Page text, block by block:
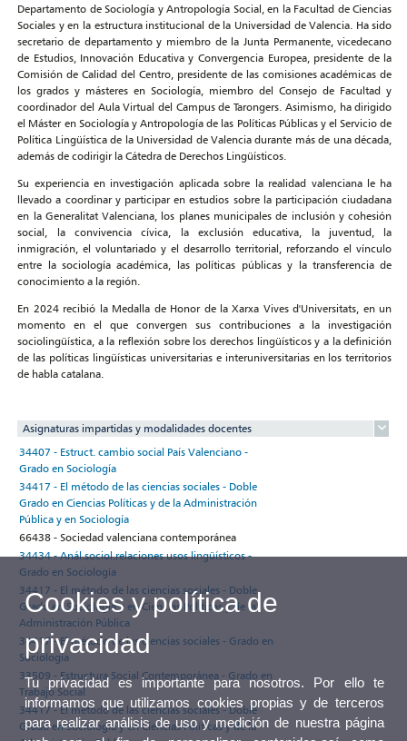
Departamento de Sociología y Antropología Social, en la Facultad de Ciencias
Sociales y en la estructura institucional de la Universidad de Valencia. Ha sido
secretario de departamento y miembro de la Junta Permanente, vicedecano
de Estudios, Innovación Educativa y Convergencia Europea, presidente de la
Comisión de Calidad del Centro, presidente de las comisiones académicas de
los grados y másteres en Sociología, miembro del Consejo de Facultad y
coordinador del Aula Virtual del Campus de Tarongers. Asimismo, ha dirigido
el Máster en Sociología y Antropología de las Políticas Públicas y el Servicio de
Política Lingüística de la Universidad de Valencia durante más de una década,
además de codirigir la Cátedra de Derechos Lingüísticos.
Su experiencia en investigación aplicada sobre la realidad valenciana le ha
llevado a coordinar y participar en estudios sobre la participación ciudadana
en la Generalitat Valenciana, los planes municipales de inclusión y cohesión
social, la convivencia cívica, la exclusión educativa, la juventud, la
inmigración, el voluntariado y el desarrollo territorial, reforzando el vínculo
entre la sociología académica, las políticas públicas y la transferencia de
conocimiento a la región.
En 2024 recibió la Medalla de Honor de la Xarxa Vives d'Universitats, en un
momento en el que convergen sus contribuciones a la investigación
sociolingüística, a la reflexión sobre los derechos lingüísticos y a la definición
de las políticas lingüísticas universitarias e interuniversitarias en los territorios
de habla catalana.
Asignaturas impartidas y modalidades docentes
34407 - Estruct. cambio social País Valenciano -
Grado en Sociología
34417 - El método de las ciencias sociales - Doble
Grado en Ciencias Políticas y de la Administración
Pública y en Sociología
66438 - Sociedad valenciana contemporánea
34434 - Anál.sociol.relaciones usos lingüísticos -
Grado en Sociología
34417 - El método de las ciencias sociales - Doble
Grado en Sociología y en Ciencias Políticas y de la
Administración Pública
34417 - El método de las ciencias sociales - Grado en
Sociología
33509 - Estructura Social Contemporánea - Grado en
Trabajo Social
34417 - El método de las ciencias sociales - Doble
Grado en Sociología y en Ciencias Políticas y de la
Cookies y política de
privacidad
Tu privacidad es importante para nosotros. Por ello te
informamos que utilizamos cookies propias y de terceros
para realizar análisis de uso y medición de nuestra página